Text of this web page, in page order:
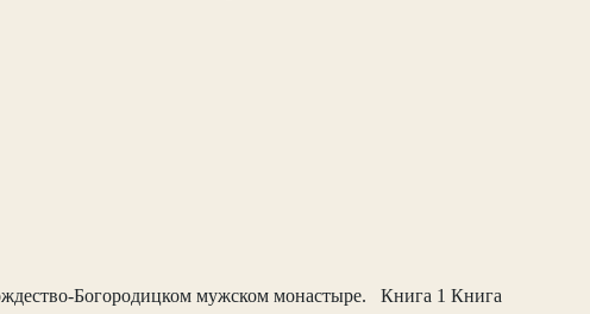
Богородицком мужском монастыре. Книга 1 Книга